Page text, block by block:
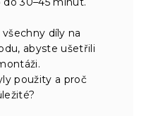
díly na
abyste ušetřili
použity a proč